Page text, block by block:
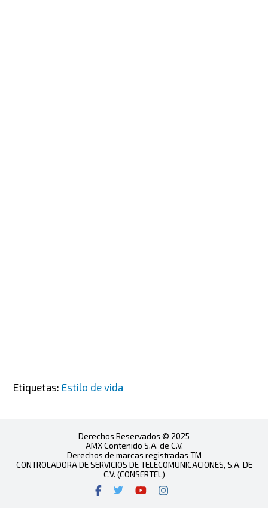
Etiquetas: Estilo de vida
Derechos Reservados © 2025
AMX Contenido S.A. de C.V.
Derechos de marcas registradas TM
CONTROLADORA DE SERVICIOS DE TELECOMUNICACIONES, S.A. DE
C.V. (CONSERTEL)